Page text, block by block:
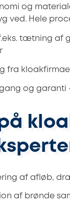
og
ved. Hele
tætning af
fra
og garanti
af afløb,
af brønde